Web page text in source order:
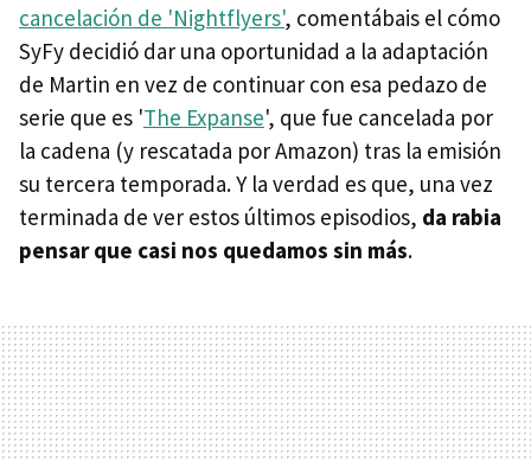
cancelación de 'Nightflyers', comentábais el cómo
SyFy decidió dar una oportunidad a la adaptación
de Martin en vez de continuar con esa pedazo de
serie que es 'The Expanse', que fue cancelada por
la cadena (y rescatada por Amazon) tras la emisión
su tercera temporada. Y la verdad es que, una vez
terminada de ver estos últimos episodios, da rabia
pensar que casi nos quedamos sin más.